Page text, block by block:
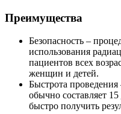
Преимущества
Безопасность –
использования
пациентов всех
женщин и детей.
Быстрота проведения
обычно составляет
быстро получить